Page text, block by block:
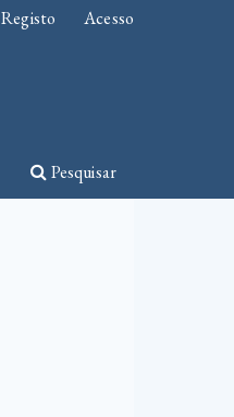
Pesquisar
Registo Acesso